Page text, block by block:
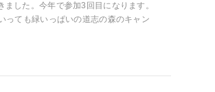
ました。今年で参加3回目になります。
っても緑いっぱいの道志の森のキャン